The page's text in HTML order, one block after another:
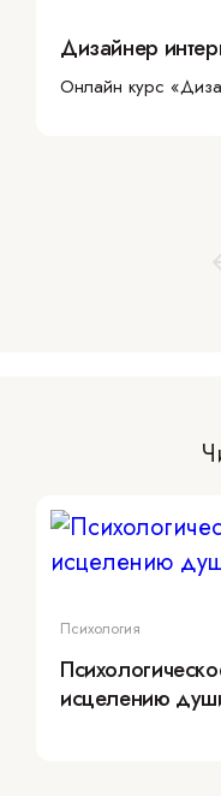
Дизайнер
Онлайн курс
Психология
исцелению